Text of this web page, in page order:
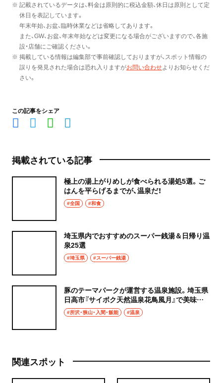
※ 記載されているデータは、料金は原則的に税込金額、休日は原則として定
休日を表記しています。
年末年始、お盆、臨時休業などは省略してあります。
また、GW、お盆、年末年始などは変更になる場合がございますので、各施
設・店舗にご確認ください。
※ 掲載している情報は編集部で事前確認しておりますが、スポット情報の
誤りを発見された場合は恐れ入りますがお問い合わせよりお知らせくだ
さい。
この記事をシェア
掲載されている記事
極上の湯上がりめしが食べられる湯処5選。ご
はんを平らげるまでが、温泉だ！
#全国 #和食
埼玉県内でおすすめのスーパー銭湯＆日帰り温
泉25選
#埼玉県 #スーパー銭湯
豚のテーマパークが運営する温泉施設。埼玉県
日高市『サイボク天然温泉花鳥風月』で美味堪
能とリラックス！
#所沢・狭山・入間・飯能 #温泉
関連スポット